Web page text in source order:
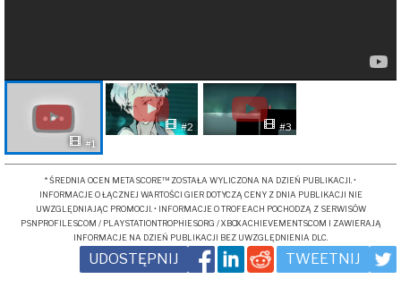
#1
#2 #3
* ŚREDNIA OCEN METASCORE™ ZOSTAŁA WYLICZONA NA DZIEŃ PUBLIKACJI. •
INFORMACJE O ŁĄCZNEJ WARTOŚCI GIER DOTYCZĄ CENY Z DNIA PUBLIKACJI NIE
UWZGLĘDNIAJĄC PROMOCJI. • INFORMACJE O TROFEACH POCHODZĄ Z SERWISÓW
PSNPROFILES.COM / PLAYSTATIONTROPHIES.ORG / XBOXACHIEVEMENTS.COM I ZAWIERAJĄ
INFORMACJE NA DZIEŃ PUBLIKACJI BEZ UWZGLĘDNIENIA DLC.
UDOSTĘPNIJ TWEETNIJ